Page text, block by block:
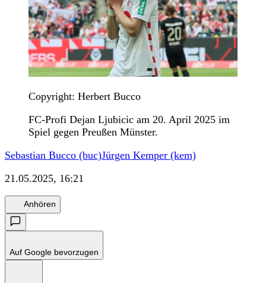
Copyright: Herbert Bucco
FC-Profi Dejan Ljubicic am 20. April 2025 im
Spiel gegen Preußen Münster.
Sebastian Bucco (buc)Jürgen Kemper (kem)
21.05.2025, 16:21
Anhören
Auf Google bevorzugen